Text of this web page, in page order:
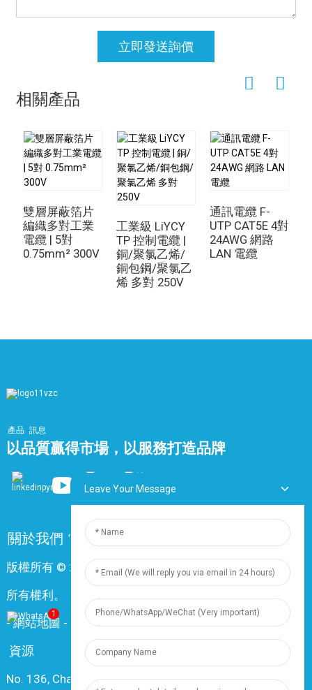
立即發送詢價
相關產品
雙層屏蔽箔片
編織多對工業
電纜 | 5對
0.75mm² 300V
工業級 LiYCY
TP 控制電纜 |
銅/聚氯乙烯/
銅包鋼/聚氯乙
烯 多對 250V
通訊電纜 F-
UTP CAT5E 4對
24AWG 網路
LAN 電纜
產品 訊息
以品質贏得市場，以服務打造品牌
關於我們 常問問題
版權所有 © 2024 上海鼎尊電氣電纜股份有限公司。保留
所有權利。
-網站地圖 - Resource
資源
No. 136, Changxiang Rd., Nanxiang Town, 201802,
1
Leave Your Message